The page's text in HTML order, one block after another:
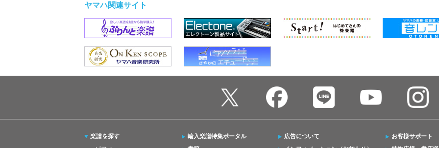
ヤマハ関連サイト
楽譜を探す
輸入楽譜特集ポータル
広告について
お客様サポート